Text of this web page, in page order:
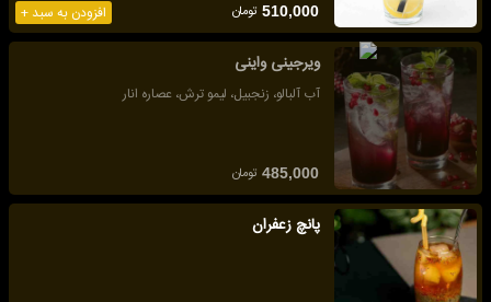
افزودن به سبد + 510,000 تومان
ویرجینی واینی
آب آلبالو، زنجبیل، لیمو ترش، عصاره انار
485,000 تومان
پانچ زعفران